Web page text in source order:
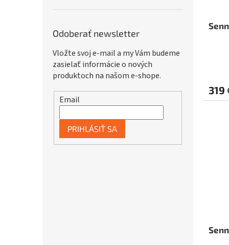
Odoberať newsletter
Vložte svoj e-mail a my Vám budeme
zasielať informácie o nových
produktoch na našom e-shope.
Email
PRIHLÁSIŤ SA
je
319